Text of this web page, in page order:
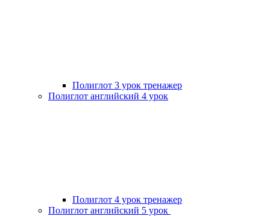
Полиглот 3 урок тренажер
Полиглот английский 4 урок
Полиглот 4 урок тренажер
Полиглот английский 5 урок